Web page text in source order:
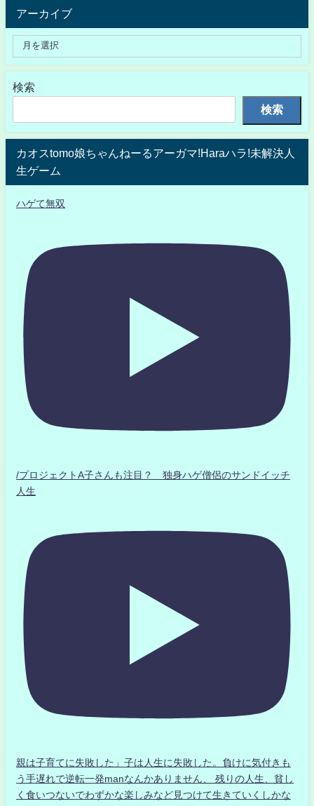
アーカイブ
検索
検索
カオスtomo娘ちゃんねーるアーガマ!Haraハラ!未解決人
生ゲーム
ハゲて無双
/プロジェクトA子さんも注目？ 独身ハゲ僧侶のサンドイッチ
人生
親は子育てに失敗した」子は人生に失敗した。負けに気付きも
う手遅れで逆転一発manなんかありません、 残りの人生、貧し
く食いつないでわずかな楽しみなど見つけて生きていくしかな